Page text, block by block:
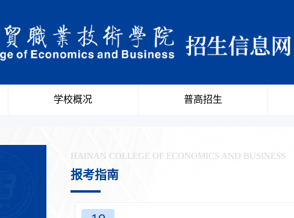
学校概况 普高招生
HAINAN COLLEGE OF ECONOMICS AND BUSINESS
报考指南